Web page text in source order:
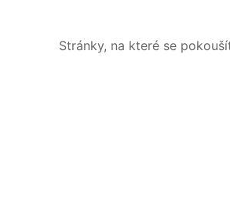
Stránky, na které se